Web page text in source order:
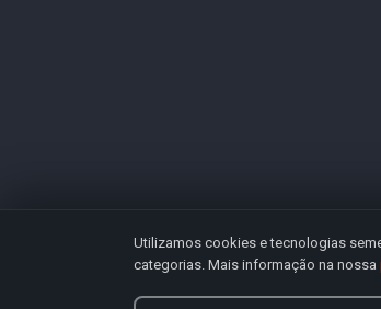
Utilizamos cookies e tecnologias
categorias. Mais informação na nossa